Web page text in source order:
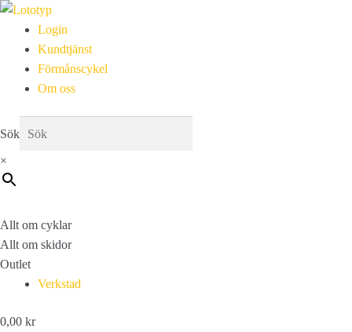
Login
Kundtjänst
Förmånscykel
Om oss
Sök
×
Allt om cyklar
Allt om skidor
Outlet
Verkstad
0,00 kr